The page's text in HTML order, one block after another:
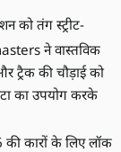
को तंग स्ट्रीट-
ने वास्तविक
ट्रैक की चौड़ाई को
का उपयोग करके
कारों के लिए लॉक